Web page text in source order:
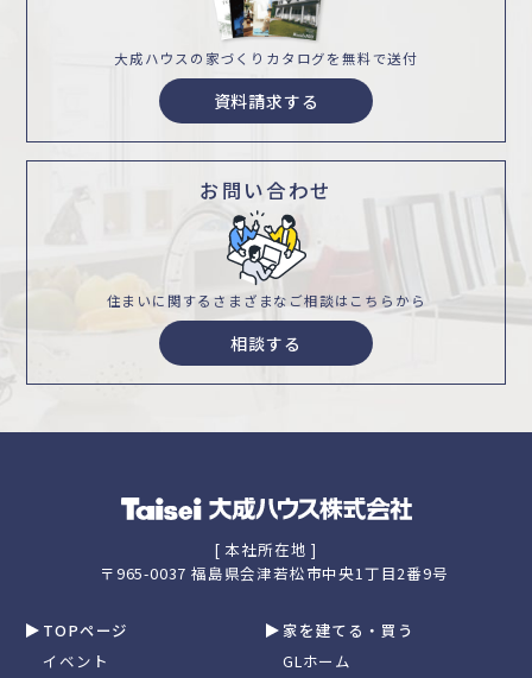
大成ハウスの家づくり カタログを無料で送付
資料請求する
お問い合わせ
住まいに関するさまざまな ご相談はこちらから
相談する
[ 本社所在地 ]
〒965-0037 福島県会津若松市中央1丁目2番9号
TOPページ
イベント
家を建てる・買う
GLホーム